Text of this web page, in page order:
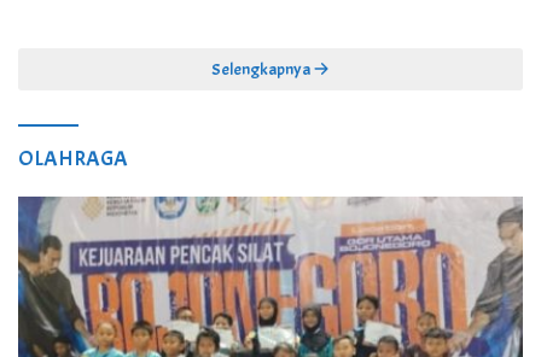
Selengkapnya
OLAHRAGA